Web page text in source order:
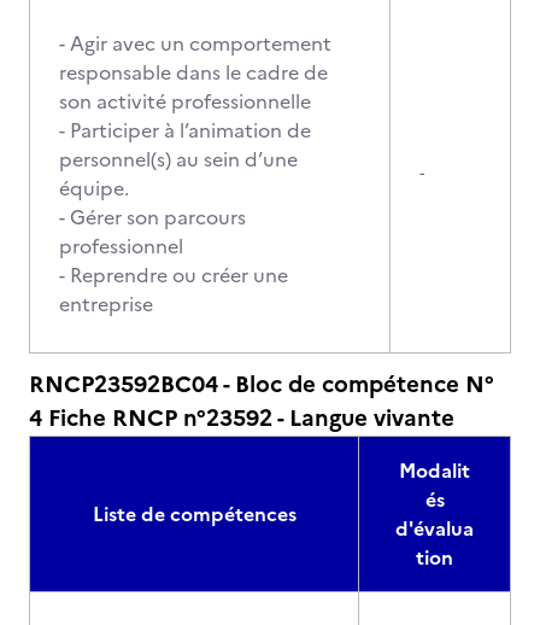
- Agir avec un comportement
responsable dans le cadre de
son activité professionnelle
- Participer à l’animation de
personnel(s) au sein d’une
équipe.
- Gérer son parcours
professionnel
- Reprendre ou créer une
entreprise
-
RNCP23592BC04 - Bloc de compétence N°
4 Fiche RNCP n°23592 - Langue vivante
Liste de compétences
Modalit
és
d'évalua
tion